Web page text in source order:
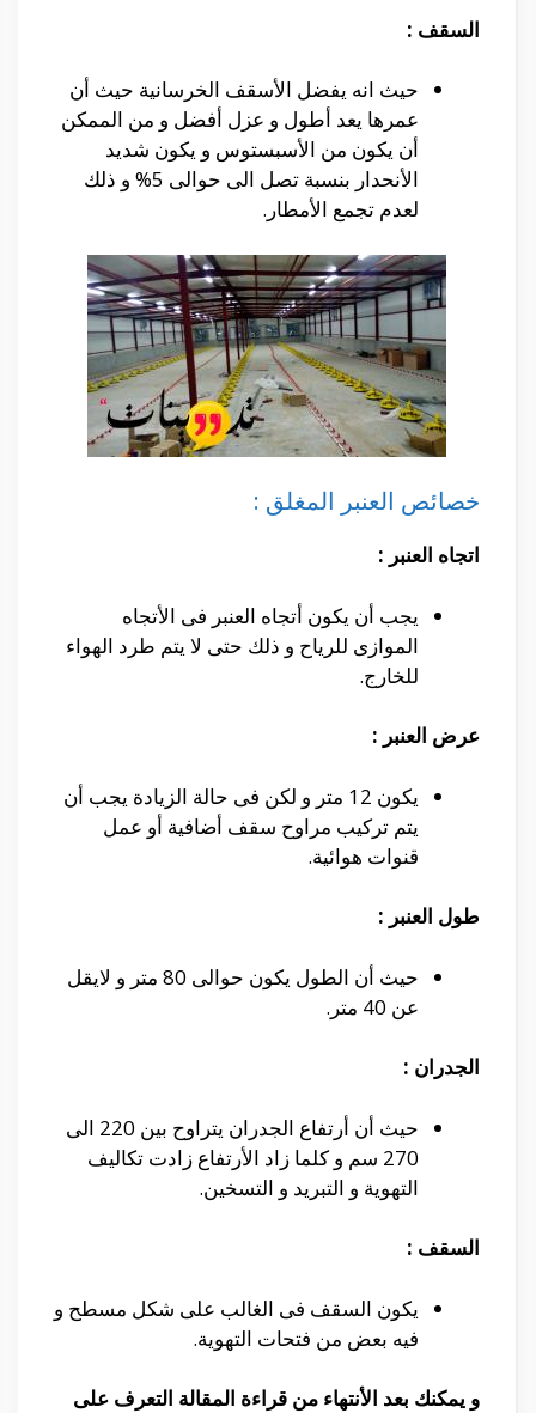
السقف :
حيث انه يفضل الأسقف الخرسانية حيث أن
عمرها يعد أطول و عزل أفضل و من الممكن
أن يكون من الأسبستوس و يكون شديد
الأنحدار بنسبة تصل الى حوالى 5% و ذلك
لعدم تجمع الأمطار.
خصائص العنبر المغلق :
اتجاه العنبر :
يجب أن يكون أتجاه العنبر فى الأتجاه
الموازى للرياح و ذلك حتى لا يتم طرد الهواء
للخارج.
عرض العنبر :
يكون 12 متر و لكن فى حالة الزيادة يجب أن
يتم تركيب مراوح سقف أضافية أو عمل
قنوات هوائية.
طول العنبر :
حيث أن الطول يكون حوالى 80 متر و لايقل
عن 40 متر.
الجدران :
حيث أن أرتفاع الجدران يتراوح بين 220 الى
270 سم و كلما زاد الأرتفاع زادت تكاليف
التهوية و التبريد و التسخين.
السقف :
يكون السقف فى الغالب على شكل مسطح و
فيه بعض من فتحات التهوية.
و يمكنك بعد الأنتهاء من قراءة المقالة التعرف على